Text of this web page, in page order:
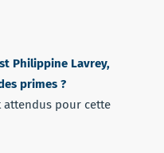
Philippine Lavrey,
primes ?
attendus pour cette